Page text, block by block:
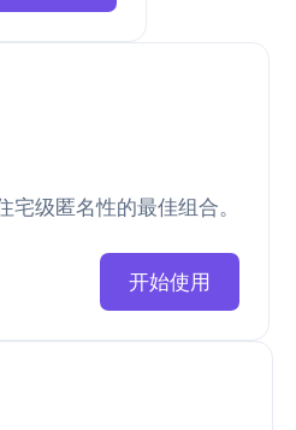
级匿名性的最佳组合。
开始使用